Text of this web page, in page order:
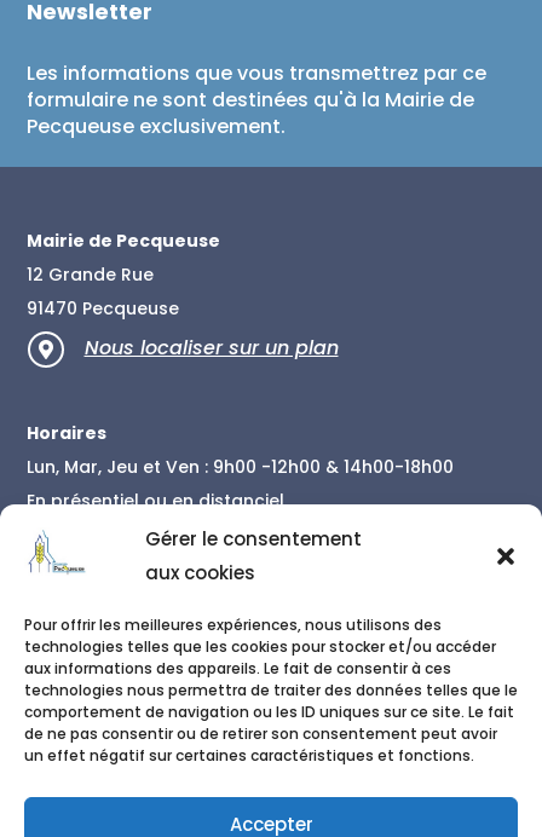
Gérer le consentement
aux cookies
Pour offrir les meilleures expériences, nous utilisons des
technologies telles que les cookies pour stocker et/ou accéder
aux informations des appareils. Le fait de consentir à ces
technologies nous permettra de traiter des données telles que le
comportement de navigation ou les ID uniques sur ce site. Le fait
de ne pas consentir ou de retirer son consentement peut avoir
un effet négatif sur certaines caractéristiques et fonctions.
Accepter
Newsletter
Les informations que vous transmettrez par ce
formulaire ne sont destinées qu'à la Mairie de
Pecqueuse exclusivement.
Mairie de Pecqueuse
12 Grande Rue
91470 Pecqueuse
 Nous localiser sur un plan
Horaires
Lun, Mar, Jeu et Ven : 9h00 -12h00 & 14h00-18h00
En présentiel ou en distanciel
En savoir plus
 01 86 04 34 78
 06 50 42 79 48
 secretariat@pecqueuse.fr